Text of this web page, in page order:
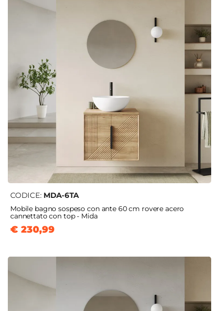
CODICE: MDA-6TA
Mobile bagno sospeso con ante 60 cm rovere acero
cannettato con top - Mida
€ 230,99